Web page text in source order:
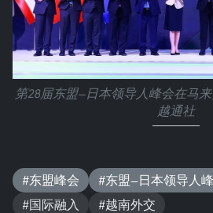
第28届东盟—日本领导人峰会在马
越通社
#东盟峰会 #东盟—日本领导人
#国际融入
#越南外交